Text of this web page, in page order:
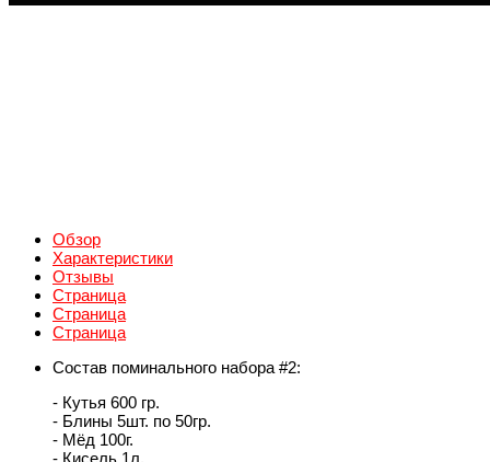
Обзор
Характеристики
Отзывы
Страница
Страница
Страница
Состав поминального набора #2:
- Кутья 600 гр.
- Блины 5шт. по 50гр.
- Мёд 100г.